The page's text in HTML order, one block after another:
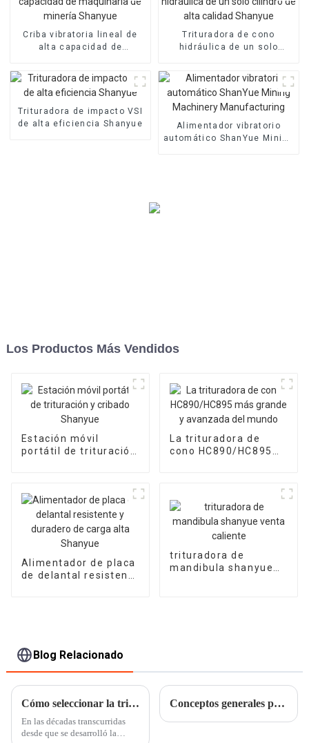
Criba vibratoria lineal de
alta capacidad de
Shanyue
Trituradora de cono
hidráulica de un solo
Shanyue
Trituradora de impacto VSI
de alta eficiencia Shanyue
Alimentador vibratorio
automático ShanYue Mining
Los Productos Más Vendidos
Estación móvil
portátil de trituración
La trituradora de
cono HC890/HC895
Alimentador de placa
de delantal resistente
trituradora de
mandibula shanyue
Blog Relacionado
Cómo seleccionar la trituradora adecuada
En las décadas transcurridas
desde que se desarrolló la
Conceptos generales para el proceso de trituración y cribado.